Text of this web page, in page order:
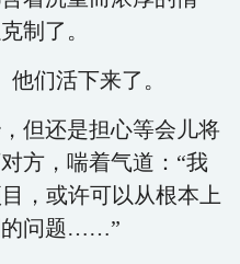
制了。
们活下来了。
但还是担心等会儿将
方，喘着气道：“我
，或许可以从根本上
的问题……”